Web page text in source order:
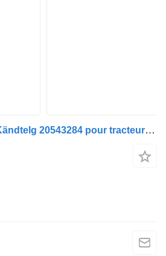
Essieu Volvo Volvo Kändtelg 20543284 pour tracteur routier Volvo FH13